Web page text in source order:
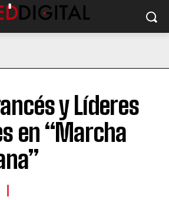
y Líderes
en “Marcha